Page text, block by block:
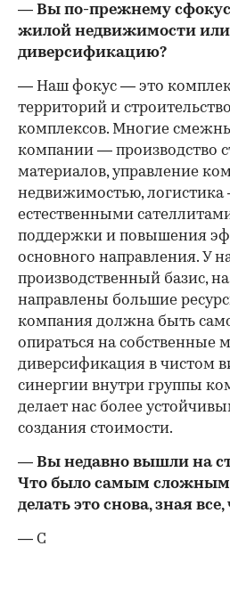
— Вы по-прежнему
жилой недвижимости или
диверсификацию?
— Наш фокус — это
территорий и
комплексов. Многие
компании — производство
материалов, управление
недвижимостью,
естественными
поддержки и повышения
основного направления. У
производственный базис,
направлены большие
компания должна быть
опираться на собственные
диверсификация в чистом
синергии внутри группы
делает нас более
создания стоимости.
— Вы недавно вышли на
Что было самым
делать это снова, зная
— С